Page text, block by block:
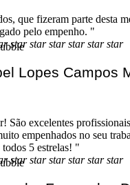
que fizeram parte desta
pelo empenho. "
star star star star star star
Lopes Campos
São excelentes
empenhados no seu
5 estrelas! "
star star star star star star